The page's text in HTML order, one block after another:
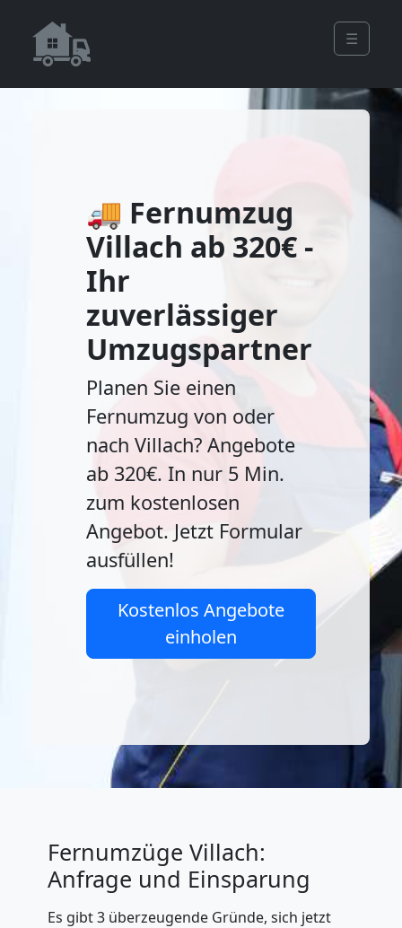
☰
🚚 Fernumzug
Villach ab 320€ -
Ihr
zuverlässiger
Umzugspartner
Planen Sie einen
Fernumzug von oder
nach Villach? Angebote
ab 320€. In nur 5 Min.
zum kostenlosen
Angebot. Jetzt Formular
ausfüllen!
Kostenlos Angebote
einholen
Fernumzüge Villach:
Anfrage und Einsparung
Es gibt 3 überzeugende Gründe, sich jetzt